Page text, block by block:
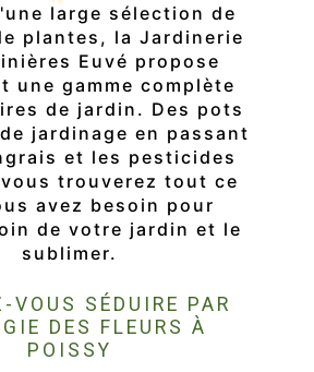
large sélection de
plantes, la Jardinerie
Euvé propose
une gamme complète
de jardin. Des pots
jardinage en passant
et les pesticides
trouverez tout ce
avez besoin pour
de votre jardin et le
sublimer.
VOUS SÉDUIRE PAR
DES FLEURS À
POISSY